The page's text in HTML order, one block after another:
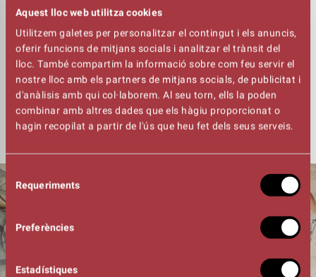
Aquest lloc web utilitza cookies
Utilitzem galetes per personalitzar el contingut i els anuncis,
oferir funcions de mitjans socials i analitzar el trànsit del
lloc. També compartim la informació sobre com feu servir el
nostre lloc amb els partners de mitjans socials, de publicitat i
d'anàlisis amb qui col·laborem. Al seu torn, ells la poden
combinar amb altres dades que els hàgiu proporcionat o
hagin recopilat a partir de l'ús que heu fet dels seus serveis.
Selecció
de
consentiment
Requeriments
Preferències
Estadístiques
Gal·la Torra (violí), Laia Torrens (oboè), Núria Castaño i
Queralt Sala (soprano), Joan Boixadera (piano), Nouran
Zahang (violí), Magda Camprubí (clarinet), Òscar Casado
(violí), Joel Díaz (clave), Jofre Noguera (bateria), Teo
Gallego (piano), Isern Turcó (baix). Benjamí Santacana,
Jordi Humet, Pep Pérez i Lluïsa Vinyes faran
l’acompanyament de piano.